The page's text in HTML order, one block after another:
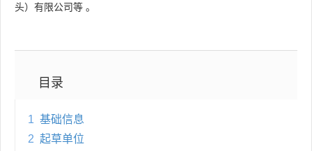
头）有限公司等 。
目录
1 基础信息
2 起草单位